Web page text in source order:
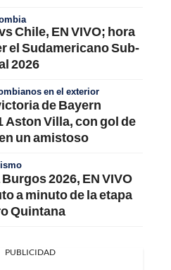
Chile, EN VIVO; hora
el Sudamericano Sub-
2026
en el exterior
de Bayern
Aston Villa, con gol de
un amistoso
Burgos 2026, EN VIVO
a minuto de la etapa
Quintana
PUBLICIDAD